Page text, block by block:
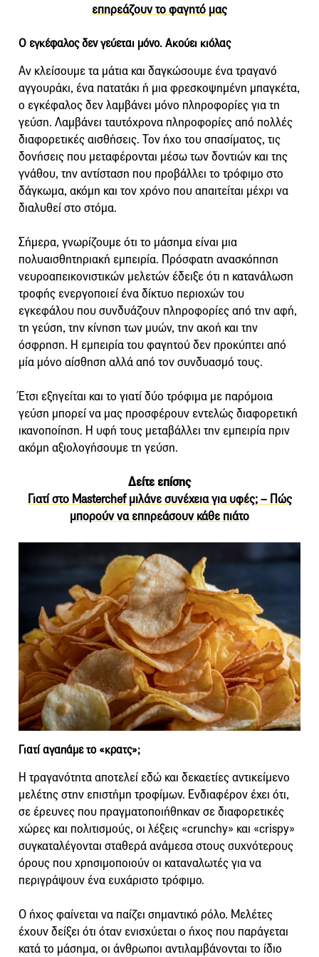
επηρεάζουν το φαγητό μας
Ο εγκέφαλος δεν γεύεται μόνο. Ακούει κιόλας
Αν κλείσουμε τα μάτια και δαγκώσουμε ένα τραγανό
αγγουράκι, ένα πατατάκι ή μια φρεσκοψημένη μπαγκέτα,
ο εγκέφαλος δεν λαμβάνει μόνο πληροφορίες για τη
γεύση. Λαμβάνει ταυτόχρονα πληροφορίες από πολλές
διαφορετικές αισθήσεις. Τον ήχο του σπασίματος, τις
δονήσεις που μεταφέρονται μέσω των δοντιών και της
γνάθου, την αντίσταση που προβάλλει το τρόφιμο στο
δάγκωμα, ακόμη και τον χρόνο που απαιτείται μέχρι να
διαλυθεί στο στόμα.
Σήμερα, γνωρίζουμε ότι το μάσημα είναι μια
πολυαισθητηριακή εμπειρία. Πρόσφατη ανασκόπηση
νευροαπεικονιστικών μελετών έδειξε ότι η κατανάλωση
τροφής ενεργοποιεί ένα δίκτυο περιοχών του
εγκεφάλου που συνδυάζουν πληροφορίες από την αφή,
τη γεύση, την κίνηση των μυών, την ακοή και την
όσφρηση. Η εμπειρία του φαγητού δεν προκύπτει από
μία μόνο αίσθηση αλλά από τον συνδυασμό τους.
Έτσι εξηγείται και το γιατί δύο τρόφιμα με παρόμοια
γεύση μπορεί να μας προσφέρουν εντελώς διαφορετική
ικανοποίηση. Η υφή τους μεταβάλλει την εμπειρία πριν
ακόμη αξιολογήσουμε τη γεύση.
Δείτε επίσης
Γιατί στο Masterchef μιλάνε συνέχεια για υφές; – Πώς
μπορούν να επηρεάσουν κάθε πιάτο
Γιατί αγαπάμε το «κρατς»;
Η τραγανότητα αποτελεί εδώ και δεκαετίες αντικείμενο
μελέτης στην επιστήμη τροφίμων. Ενδιαφέρον έχει ότι,
σε έρευνες που πραγματοποιήθηκαν σε διαφορετικές
χώρες και πολιτισμούς, οι λέξεις «crunchy» και «crispy»
συγκαταλέγονται σταθερά ανάμεσα στους συχνότερους
όρους που χρησιμοποιούν οι καταναλωτές για να
περιγράψουν ένα ευχάριστο τρόφιμο.
Ο ήχος φαίνεται να παίζει σημαντικό ρόλο. Μελέτες
έχουν δείξει ότι όταν ενισχύεται ο ήχος που παράγεται
κατά το μάσημα, οι άνθρωποι αντιλαμβάνονται το ίδιο